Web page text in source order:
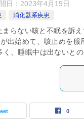
日： 2023年4月19日
消化器系疾患
らない咳と不眠を訴
出始めて、咳止めを服
く、睡眠中は出ないと
0